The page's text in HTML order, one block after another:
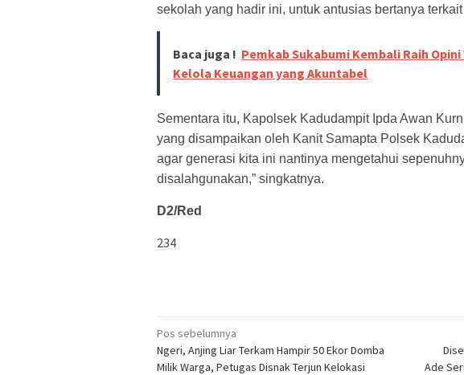
sekolah yang hadir ini, untuk antusias bertanya
Baca juga ! Pemkab Sukabumi Kembali Raih
Kelola Keuangan yang Akuntabel
Sementara itu, Kapolsek Kadudampit Ipda Awan
yang disampaikan oleh Kanit Samapta Polsek
agar generasi kita ini nantinya mengetahui
disalahgunakan,” singkatnya.
D2/Red
234
Navigasi
pos
Pos sebelumnya
Ngeri, Anjing Liar Terkam Hampir 50 Ekor Domba
Milik Warga, Petugas Disnak Terjun Kelokasi
Ade